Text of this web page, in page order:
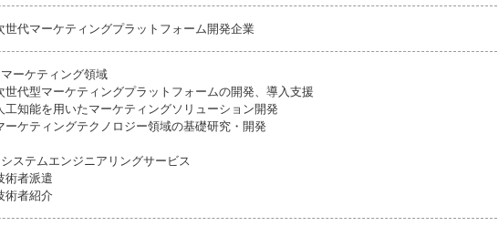
世代マーケティングプラットフォーム開発企業
ーケティング領域
世代型マーケティングプラットフォームの開発、導入支援
工知能を用いたマーケティングソリューション開発
ーケティングテクノロジー領域の基礎研究・開発
ステムエンジニアリングサービス
術者派遣
術者紹介